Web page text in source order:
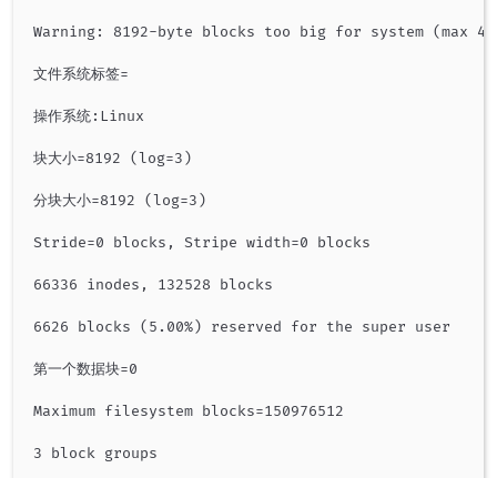
Warning: 8192-byte blocks too big for system (max
文件系统标签=
操作系统:Linux
块大小=8192 (log=3)
分块大小=8192 (log=3)
Stride=0 blocks, Stripe width=0 blocks
66336 inodes, 132528 blocks
6626 blocks (5.00%) reserved for the super user
第一个数据块=0
Maximum filesystem blocks=150976512
3 block groups